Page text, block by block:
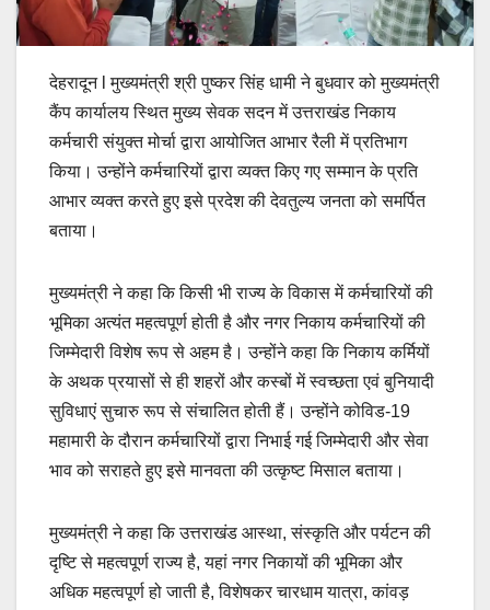
देहरादून l मुख्यमंत्री श्री पुष्कर सिंह धामी ने बुधवार को मुख्यमंत्री
कैंप कार्यालय स्थित मुख्य सेवक सदन में उत्तराखंड निकाय
कर्मचारी संयुक्त मोर्चा द्वारा आयोजित आभार रैली में प्रतिभाग
किया। उन्होंने कर्मचारियों द्वारा व्यक्त किए गए सम्मान के प्रति
आभार व्यक्त करते हुए इसे प्रदेश की देवतुल्य जनता को समर्पित
बताया।
मुख्यमंत्री ने कहा कि किसी भी राज्य के विकास में कर्मचारियों की
भूमिका अत्यंत महत्वपूर्ण होती है और नगर निकाय कर्मचारियों की
जिम्मेदारी विशेष रूप से अहम है। उन्होंने कहा कि निकाय कर्मियों
के अथक प्रयासों से ही शहरों और कस्बों में स्वच्छता एवं बुनियादी
सुविधाएं सुचारु रूप से संचालित होती हैं। उन्होंने कोविड-19
महामारी के दौरान कर्मचारियों द्वारा निभाई गई जिम्मेदारी और सेवा
भाव को सराहते हुए इसे मानवता की उत्कृष्ट मिसाल बताया।
मुख्यमंत्री ने कहा कि उत्तराखंड आस्था, संस्कृति और पर्यटन की
दृष्टि से महत्वपूर्ण राज्य है, यहां नगर निकायों की भूमिका और
अधिक महत्वपूर्ण हो जाती है, विशेषकर चारधाम यात्रा, कांवड़